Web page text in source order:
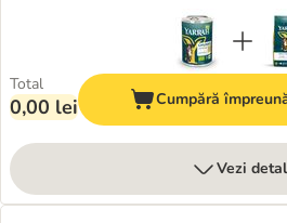
Total
0,00 lei Cumpără
Vezi